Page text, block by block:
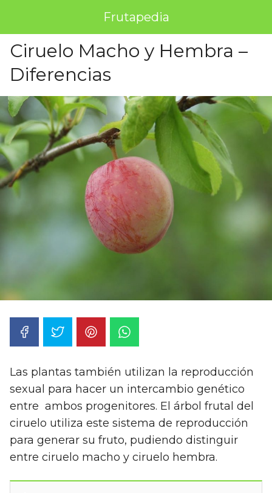
Frutapedia
Ciruelo Macho y Hembra –
Diferencias
Las plantas también utilizan la reproducción
sexual para hacer un intercambio genético
entre ambos progenitores. El árbol frutal del
ciruelo utiliza este sistema de reproducción
para generar su fruto, pudiendo distinguir
entre ciruelo macho y ciruelo hembra.